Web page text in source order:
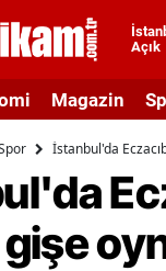
Açık
Magazin
İstanbul'da
gişe